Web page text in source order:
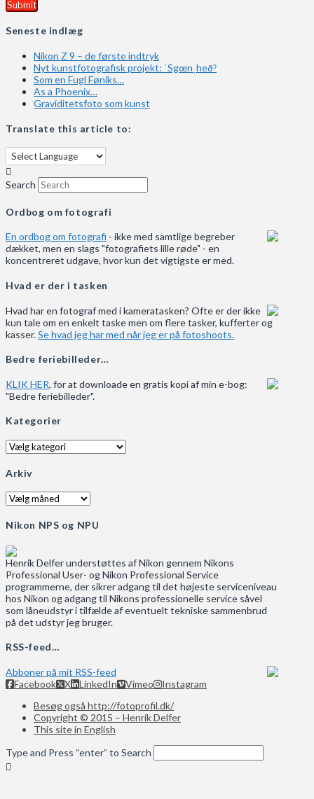
Seneste indlæg
Nikon Z 9 – de første indtryk
Nyt kunstfotografisk projekt: ˈSgœnˌheðˀ
Som en Fugl Føniks…
As a Phoenix…
Graviditetsfoto som kunst
Translate this article to:
Search
Ordbog om fotografi
En ordbog om fotografi - ikke med samtlige begreber
dækket, men en slags "fotografiets lille røde" - en
koncentreret udgave, hvor kun det vigtigste er med.
Hvad er der i tasken
Hvad har en fotograf med i kameratasken? Ofte er der ikke
kun tale om en enkelt taske men om flere tasker, kufferter og
kasser.Se hvad jeg har med når jeg er på fotoshoots.
Bedre feriebilleder…
KLIK HER, for at downloade en gratis kopi af min e-bog:
"Bedre feriebilleder".
Kategorier
Kategorier
Arkiv
Arkiv
Nikon NPS og NPU
Henrik Delfer understøttes af Nikon gennem Nikons
Professional User- og Nikon Professional Service
programmerne, der sikrer adgang til det højeste serviceniveau
hos Nikon og adgang til Nikons professionelle service såvel
som låneudstyr i tilfælde af eventuelt tekniske sammenbrud
på det udstyr jeg bruger.
RSS-feed…
Abboner på mit RSS-feed
Facebook
X LinkedIn Vimeo
Instagram
Besøg også http://fotoprofil.dk/
Copyright © 2015 – Henrik Delfer
This site in English
Type and Press “enter” to Search